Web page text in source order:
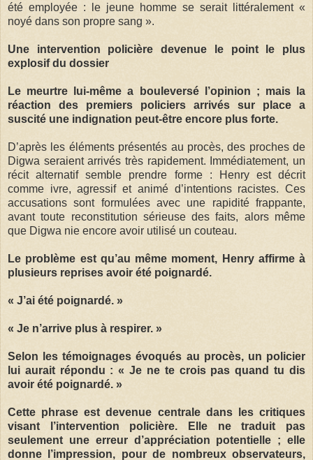
été employée : le jeune homme se serait littéralement «
noyé dans son propre sang ».
Une intervention policière devenue le point le plus
explosif du dossier
Le meurtre lui-même a bouleversé l’opinion ; mais la
réaction des premiers policiers arrivés sur place a
suscité une indignation peut-être encore plus forte.
D’après les éléments présentés au procès, des proches de
Digwa seraient arrivés très rapidement. Immédiatement, un
récit alternatif semble prendre forme : Henry est décrit
comme ivre, agressif et animé d’intentions racistes. Ces
accusations sont formulées avec une rapidité frappante,
avant toute reconstitution sérieuse des faits, alors même
que Digwa nie encore avoir utilisé un couteau.
Le problème est qu’au même moment, Henry affirme à
plusieurs reprises avoir été poignardé.
« J’ai été poignardé. »
« Je n’arrive plus à respirer. »
Selon les témoignages évoqués au procès, un policier
lui aurait répondu : « Je ne te crois pas quand tu dis
avoir été poignardé. »
Cette phrase est devenue centrale dans les critiques
visant l’intervention policière. Elle ne traduit pas
seulement une erreur d’appréciation potentielle ; elle
donne l’impression, pour de nombreux observateurs,